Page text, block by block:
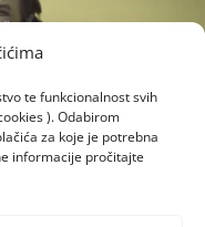
te funkcionalnost svih
). Odabirom
za koje je potrebna
informacije pročitajte
NOVOM